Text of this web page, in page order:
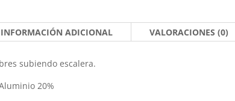
INFORMACIÓN ADICIONAL VALORACIONES (0)
subiendo escalera.
20%